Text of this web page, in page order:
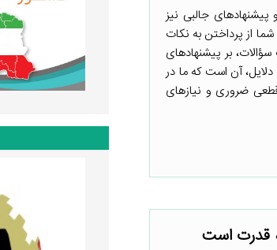
جالبی نیز
از پرداختن به نکات
بر پیشنهادهای
آن است که ما در
ضروری و نیازهای
قدرت است